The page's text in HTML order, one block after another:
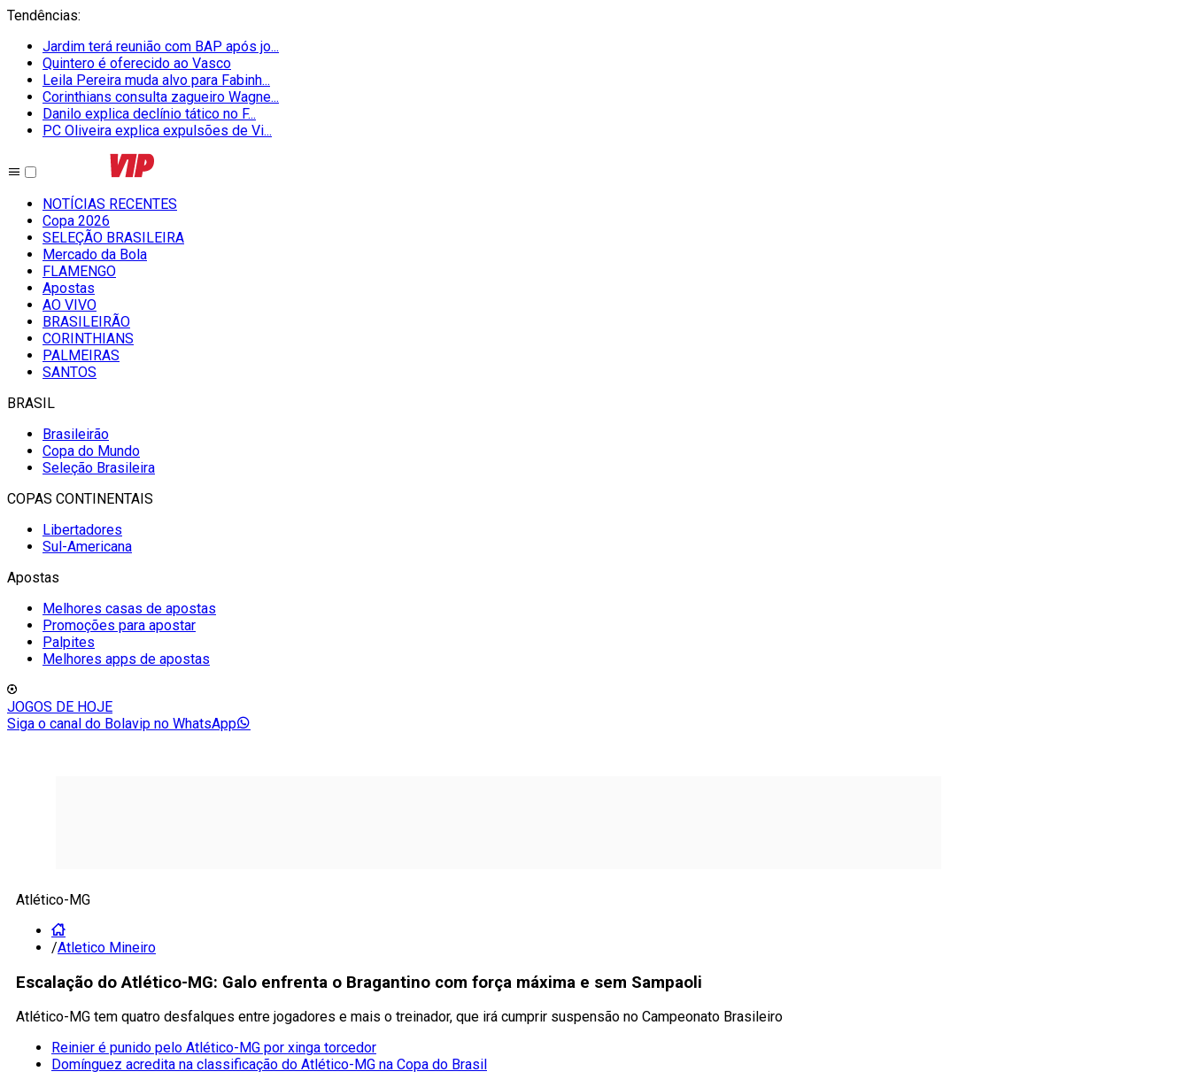
Tendências:
Jardim terá reunião com BAP após jo...
Quintero é oferecido ao Vasco
Leila Pereira muda alvo para Fabinh...
Corinthians consulta zagueiro Wagne...
Danilo explica declínio tático no F...
PC Oliveira explica expulsões de Vi...
NOTÍCIAS RECENTES
Copa 2026
SELEÇÃO BRASILEIRA
Mercado da Bola
FLAMENGO
Apostas
AO VIVO
BRASILEIRÃO
CORINTHIANS
PALMEIRAS
SANTOS
BRASIL
Brasileirão
Copa do Mundo
Seleção Brasileira
COPAS CONTINENTAIS
Libertadores
Sul-Americana
Apostas
Melhores casas de apostas
Promoções para apostar
Palpites
Melhores apps de apostas
JOGOS DE HOJE
Siga o canal do Bolavip no WhatsApp
Atlético-MG
/Atletico Mineiro
Escalação do Atlético-MG: Galo enfrenta o Bragantino com força máxima e sem Sampaoli
Atlético-MG tem quatro desfalques entre jogadores e mais o treinador, que irá cumprir suspensão no Campeonato Brasileiro
Reinier é punido pelo Atlético-MG por xinga torcedor
Domínguez acredita na classificação do Atlético-MG na Copa do Brasil